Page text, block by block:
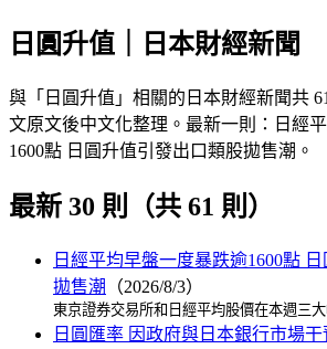
日圓升值｜日本財經新聞
與「日圓升值」相關的日本財經新聞共
文原文後中文化整理。最新一則：日經
1600點 日圓升值引發出口類股拋售潮。
最新 30 則（共 61 則）
日經平均早盤一度暴跌逾1600點
拋售潮
（2026/8/3）
東京證券交易所和日經平均股價在本週三大
日圓匯率 因政府與日本銀行市場